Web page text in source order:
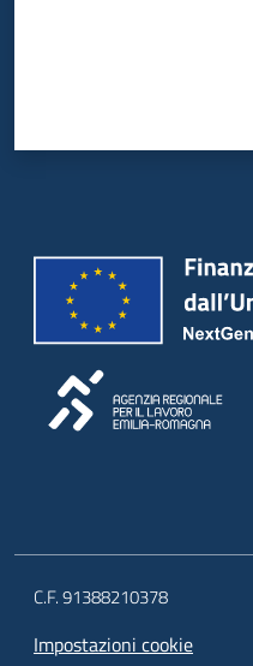
C.F. 91388210378
Impostazioni cookie